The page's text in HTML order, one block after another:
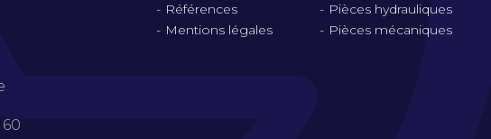
60
Références
Mentions légales
Pièces hydrauliques
Pièces mécaniques